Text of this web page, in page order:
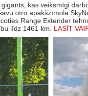
kas veiksmīgi
otro apakšzīmola
Range Extender
līdz 1461 km. LASĪT